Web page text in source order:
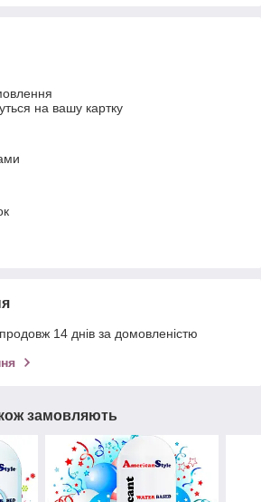
на вашу картку
14 днів за домовленістю
замовляють